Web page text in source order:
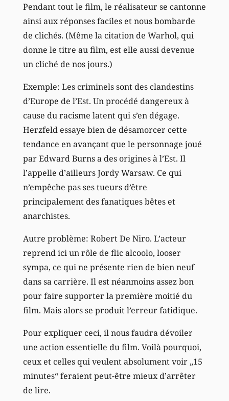
Pendant tout le film, le réalisateur se cantonne
ainsi aux réponses faciles et nous bombarde
de clichés. (Même la citation de Warhol, qui
donne le titre au film, est elle aussi devenue
un cliché de nos jours.)
Exemple: Les criminels sont des clandestins
d’Europe de l’Est. Un procédé dangereux à
cause du racisme latent qui s’en dégage.
Herzfeld essaye bien de désamorcer cette
tendance en avançant que le personnage joué
par Edward Burns a des origines à l’Est. Il
l’appelle d’ailleurs Jordy Warsaw. Ce qui
n’empêche pas ses tueurs d’être
principalement des fanatiques bêtes et
anarchistes.
Autre problème: Robert De Niro. L’acteur
reprend ici un rôle de flic alcoolo, looser
sympa, ce qui ne présente rien de bien neuf
dans sa carrière. Il est néanmoins assez bon
pour faire supporter la première moitié du
film. Mais alors se produit l’erreur fatidique.
Pour expliquer ceci, il nous faudra dévoiler
une action essentielle du film. Voilà pourquoi,
ceux et celles qui veulent absolument voir „15
minutes“ feraient peut-être mieux d’arrêter
de lire.